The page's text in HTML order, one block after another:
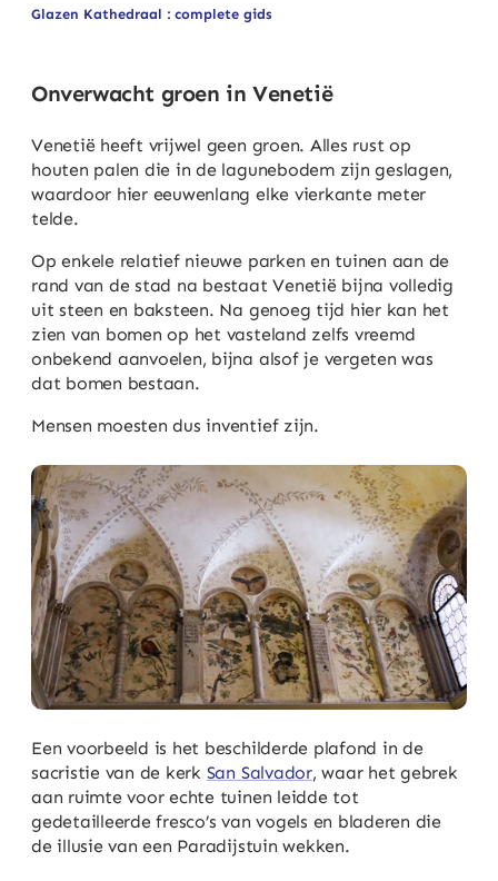
Glazen Kathedraal : complete gids
Onverwacht groen in Venetië
Venetië heeft vrijwel geen groen. Alles rust op
houten palen die in de lagunebodem zijn geslagen,
waardoor hier eeuwenlang elke vierkante meter
telde.
Op enkele relatief nieuwe parken en tuinen aan de
rand van de stad na bestaat Venetië bijna volledig
uit steen en baksteen. Na genoeg tijd hier kan het
zien van bomen op het vasteland zelfs vreemd
onbekend aanvoelen, bijna alsof je vergeten was
dat bomen bestaan.
Mensen moesten dus inventief zijn.
Een voorbeeld is het beschilderde plafond in de
sacristie van de kerk San Salvador, waar het gebrek
aan ruimte voor echte tuinen leidde tot
gedetailleerde fresco’s van vogels en bladeren die
de illusie van een Paradijstuin wekken.